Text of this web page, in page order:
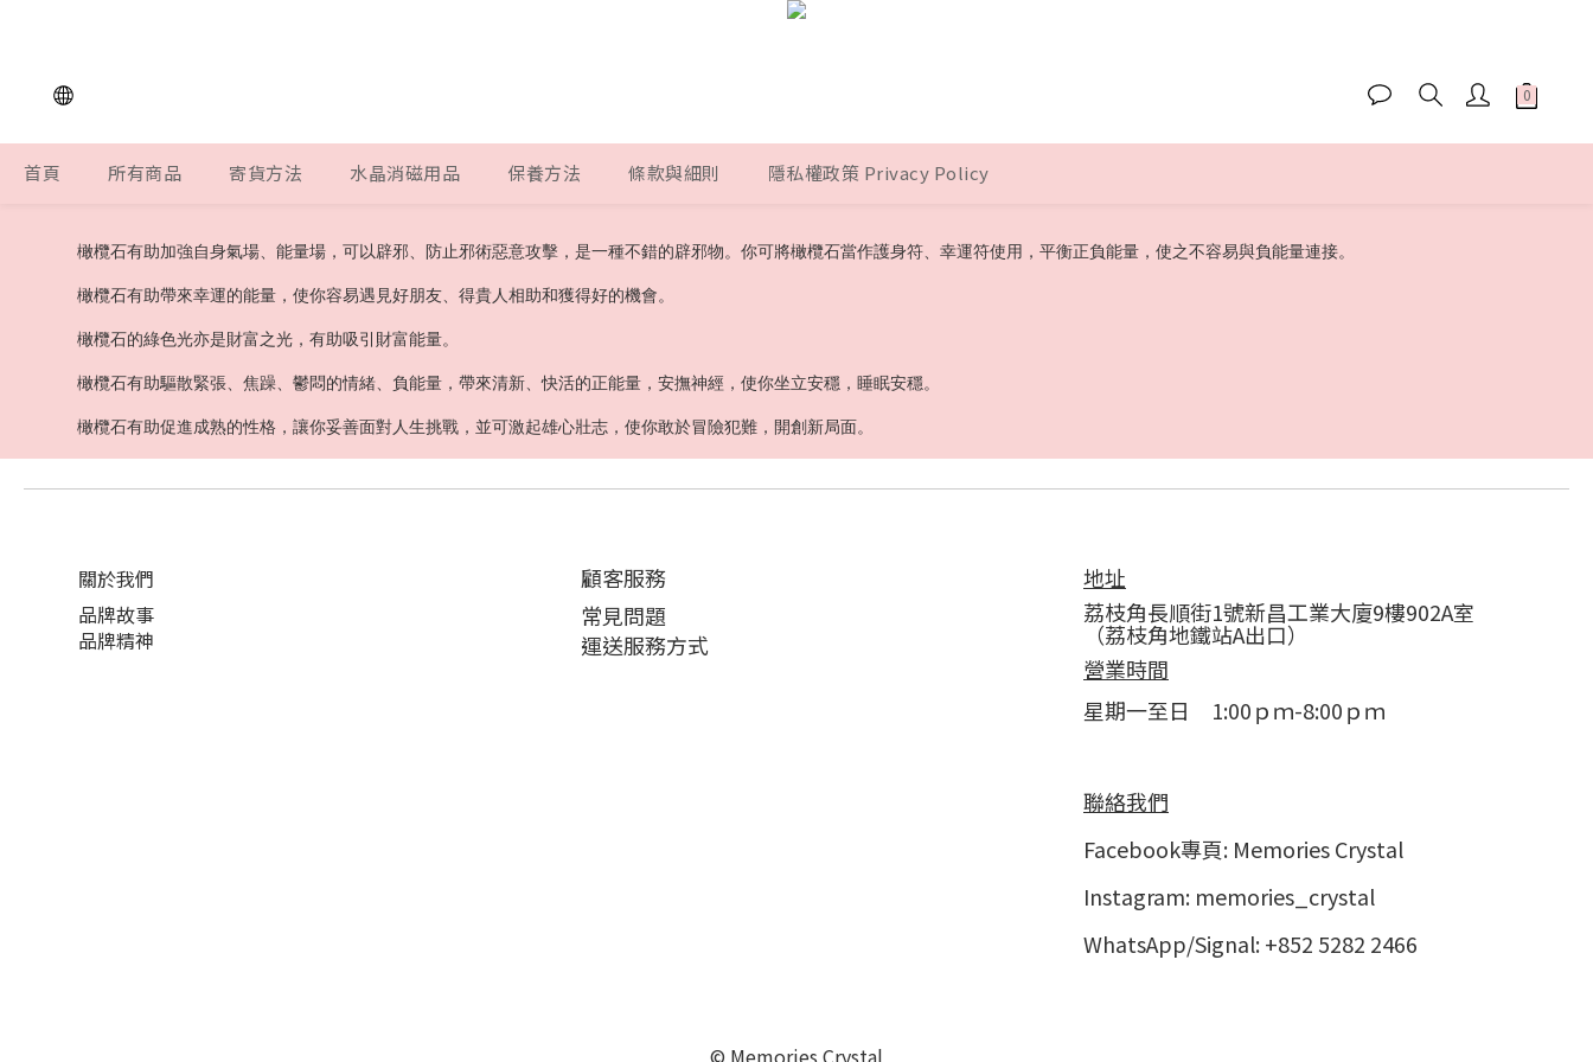
首頁 所有商品 寄貨方法 水晶消磁用品 保養方法 條款與細則 隱私權政策 Privacy Policy
橄欖石有助加強自身氣場、能量場，可以辟邪、防止邪術惡意攻擊，是一種不錯的辟邪物。你可將橄欖石當作護身符、幸運符使用，平衡正負能量，使之不容易與負能量連接。
橄欖石有助帶來幸運的能量，使你容易遇見好朋友、得貴人相助和獲得好的機會。
橄欖石的綠色光亦是財富之光，有助吸引財富能量。
橄欖石有助驅散緊張、焦躁、鬱悶的情緒、負能量，帶來清新、快活的正能量，安撫神經，使你坐立安穩，睡眠安穩。
橄欖石有助促進成熟的性格，讓你妥善面對人生挑戰，並可激起雄心壯志，使你敢於冒險犯難，開創新局面。
關於我們
品牌故事
品牌精神
顧客服務
常見問題
運送服務方式
地址
荔枝角長順街1號新昌工業大廈9樓902A室
（荔枝角地鐵站A出口）
營業時間
星期一至日 1:00ｐｍ-8:00ｐｍ
聯絡我們
Facebook專頁: Memories Crystal
Instagram: memories_crystal
WhatsApp/Signal: +852 5282 2466
© Memories Crystal